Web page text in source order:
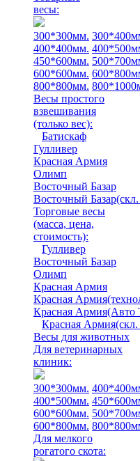
весы:
300*300мм.
400*400мм.
450*600мм.
600*600мм.
800*800мм.
Весы простого
взвешивания
(только вес):
Батискаф
Гулливер
Красная Армия
Олимп
Восточный Базар
Восточный Базар(скл.
Торговые весы
(масса, цена,
стоимость):
Гулливер
Восточный Базар
Олимп
Красная Армия
Красная
Красная Армия(Авто
Красная Армия(скл.
Весы для животных
Для ветеринарных
клиник:
300*300мм.
400*500мм.
600*600мм.
600*800мм.
Для мелкого
рогатого скота: